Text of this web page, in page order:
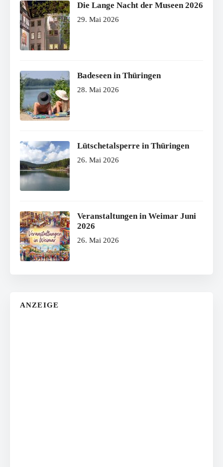
Die Lange Nacht der Museen 2026
29. Mai 2026
Badeseen in Thüringen
28. Mai 2026
Lütschetalsperre in Thüringen
26. Mai 2026
Veranstaltungen in Weimar Juni
2026
26. Mai 2026
ANZEIGE